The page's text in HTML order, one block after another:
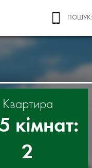
ПОШУК:
Квартира
кімнат:
2